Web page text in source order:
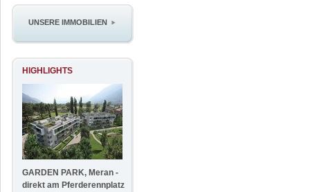
UNSERE IMMOBILIEN
HIGHLIGHTS
GARDEN PARK, Meran -
direkt am Pferderennplatz